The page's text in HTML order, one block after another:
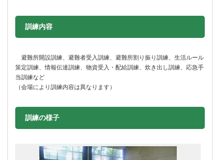
訓練内容
避難所開設訓練、避難者受入訓練、避難所割り振り訓練、生活ルール
策定訓練、情報伝達訓練、物資受入・配給訓練、炊き出し訓練、応急手
当訓練など
（会場により訓練内容は異なります）
訓練の様子